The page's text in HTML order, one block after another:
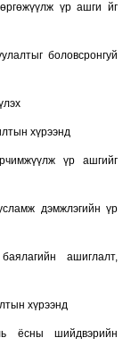
үр ашги йг
боловсронгуй
хүрээнд
үр ашгийг
дэмжлэгийн үр
ашиглалт,
хүрээнд
ёсны шийдвэрийн